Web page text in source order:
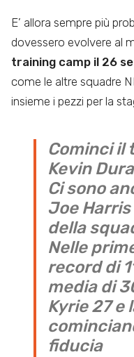
E’ allora sempre più
dovessero evolvere al
training camp il 26
come le altre squadre
insieme i pezzi per la
Cominci il
Kevin
Ci sono
Joe
della
Nelle
record di
media di
Kyrie 27 e
fiducia